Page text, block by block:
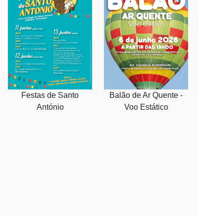
Festas de Santo
António
Balão de Ar Quente -
Voo Estático